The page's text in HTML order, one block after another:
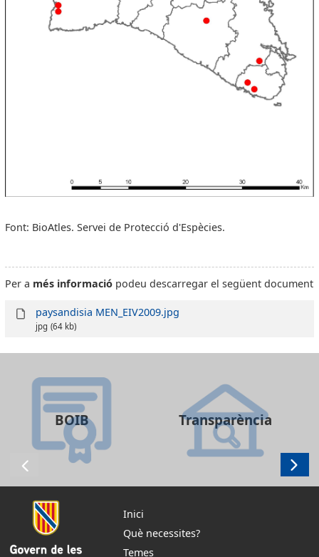
Font: BioAtles. Servei de Protecció d'Espècies.
Per a més informació podeu descarregar el següent document
paysandisia MEN_EIV2009.jpg
jpg (64 kb)
BOIB Transparència
Inici
Què necessites?
Temes